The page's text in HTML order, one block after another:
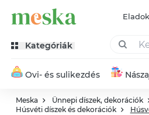
Eladok
Kategóriák
Ovi- és sulikezdés
Meska
Ünnepi díszek, dekorációk
Húsvéti díszek és dekorációk